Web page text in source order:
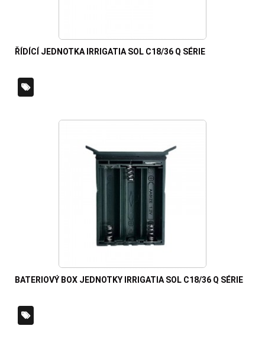
ŘÍDÍCÍ JEDNOTKA IRRIGATIA SOL C18/36 Q SÉRIE
BATERIOVÝ BOX JEDNOTKY IRRIGATIA SOL C18/36 Q SÉRIE